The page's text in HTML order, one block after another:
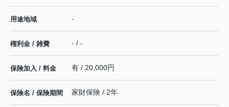
用途地域 -
権利金 / 雑費 - / -
保険加入 / 料金 有 / 20,000円
保険名 / 保険期間 家財保険 / 2年